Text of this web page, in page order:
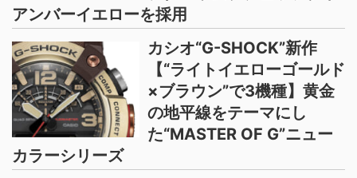
アンバーイエローを採用
カシオ“G-SHOCK”新作
【“ライトイエローゴールド
×ブラウン”で3機種】黄金
の地平線をテーマにし
た“MASTER OF G”ニュー
カラーシリーズ